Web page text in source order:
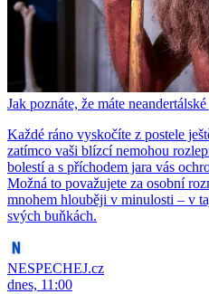
Jak poznáte, že máte
Každé ráno vyskočíte z postele
zatímco vaši blízcí nemohou
bolestí a s příchodem jara vás
Možná to považujete za osobní
mnohem hlouběji v minulosti – v
svých buňkách.
NESPECHEJ.cz
dnes, 11:00